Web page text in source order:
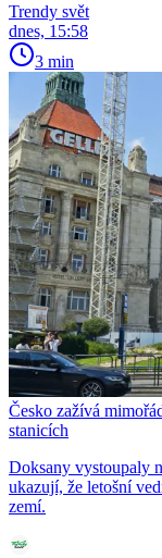
Trendy svět
dnes, 15:58
3 min
Česko zažívá
stanicích
Doksany vystoupaly
ukazují, že letošní
zemí.